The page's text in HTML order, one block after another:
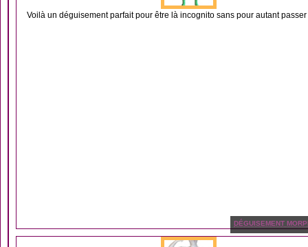
Voilà un déguisement parfait pour être là incognito sans pour autant
DÉGUISEMENT